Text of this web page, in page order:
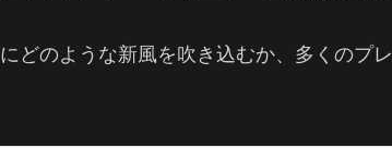
どのような新風を吹き込むか、多くのプレ